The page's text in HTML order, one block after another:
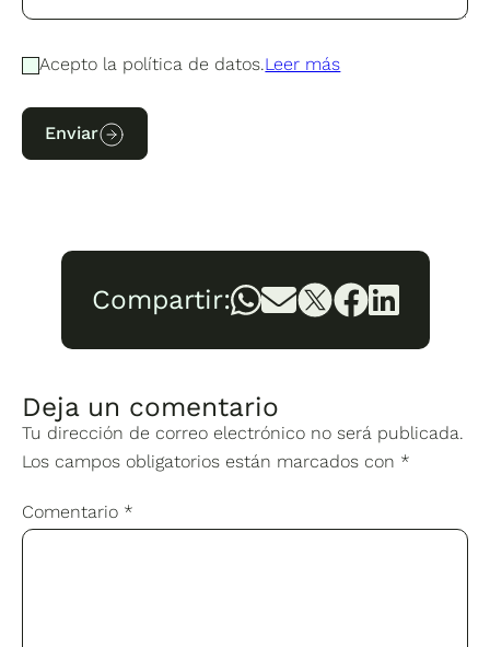
Acepto la política de datos.Leer más
Enviar
Compartir:
Deja un comentario
Tu dirección de correo electrónico no será publicada.
Los campos obligatorios están marcados con *
Comentario *